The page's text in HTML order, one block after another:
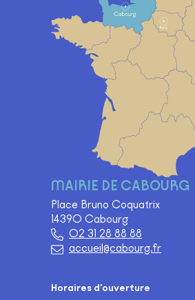
MAIRIE DE CABOURG
Place Bruno Coquatrix
14390 Cabourg
02 31 28 88 88
accueil@cabourg.fr
Horaires d'ouverture